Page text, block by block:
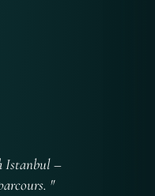
Istanbul –
"